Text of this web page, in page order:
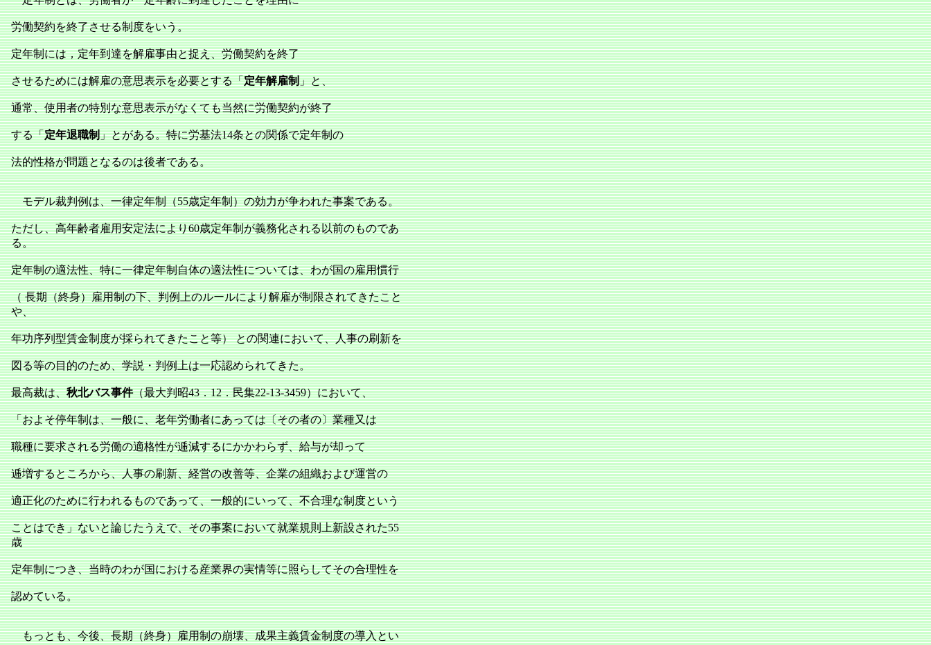
労働契約を終了させる制度をいう。
定年制には，定年到達を解雇事由と捉え、労働契約を終了
させるためには解雇の意思表示を必要とする「定年解雇制」と、
通常、使用者の特別な意思表示がなくても当然に労働契約が終了
する「定年退職制」とがある。特に労基法14条との関係で定年制の
法的性格が問題となるのは後者である。
モデル裁判例は、一律定年制（55歳定年制）の効力が争われた事案である。
ただし、高年齢者雇用安定法により60歳定年制が義務化される以前のものであ
る。
定年制の適法性、特に一律定年制自体の適法性については、わが国の雇用慣行
（ 長期（終身）雇用制の下、判例上のルールにより解雇が制限されてきたこと
や、
年功序列型賃金制度が採られてきたこと等） との関連において、人事の刷新を
図る等の目的のため、学説・判例上は一応認められてきた。
最高裁は、秋北バス事件（最大判昭43．12．民集22‐13‐3459）において、
「およそ停年制は、一般に、老年労働者にあっては〔その者の〕業種又は
職種に要求される労働の適格性が逓減するにかかわらず、給与が却って
逓増するところから、人事の刷新、経営の改善等、企業の組織および運営の
適正化のために行われるものであって、一般的にいって、不合理な制度という
ことはでき」ないと論じたうえで、その事案において就業規則上新設された55
歳
定年制につき、当時のわが国における産業界の実情等に照らしてその合理性を
認めている。
もっとも、今後、長期（終身）雇用制の崩壊、成果主義賃金制度の導入とい